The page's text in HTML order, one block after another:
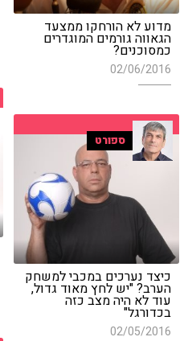
מדוע לא הורחקו ממצעד
הגאווה גורמים המוגדרים
כמסוכנים?
02/06/2016
ספורט
כיצד נערכים במכבי למשחק
הערב? "יש לחץ מאוד גדול,
עוד לא היה מצב כזה
בכדורגל"
02/05/2016